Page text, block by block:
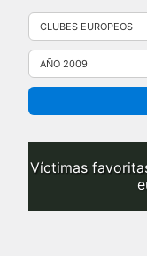
Saltar
contenido
Víctimas